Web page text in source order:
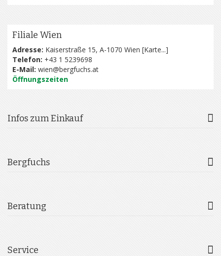
Filiale Wien
Adresse: Kaiserstraße 15, A-1070 Wien [Karte...]
Telefon: +43 1 5239698
E-Mail: wien@bergfuchs.at
Öffnungszeiten
Infos zum Einkauf
Bergfuchs
Beratung
Service